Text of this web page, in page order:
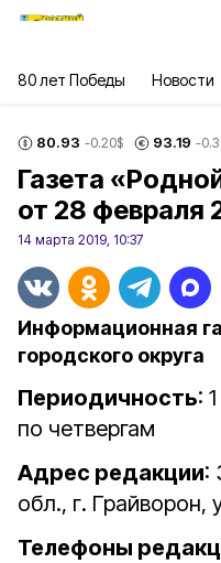
80 лет Победы Новости
80.93 -0.20$ 93.19 -
Газета
от 28 февраля
14 марта 2019, 10:37
Информационная
городского округа
Периодичность:
по четвергам
Адрес редакции:
обл., г. Грайворон,
Телефоны